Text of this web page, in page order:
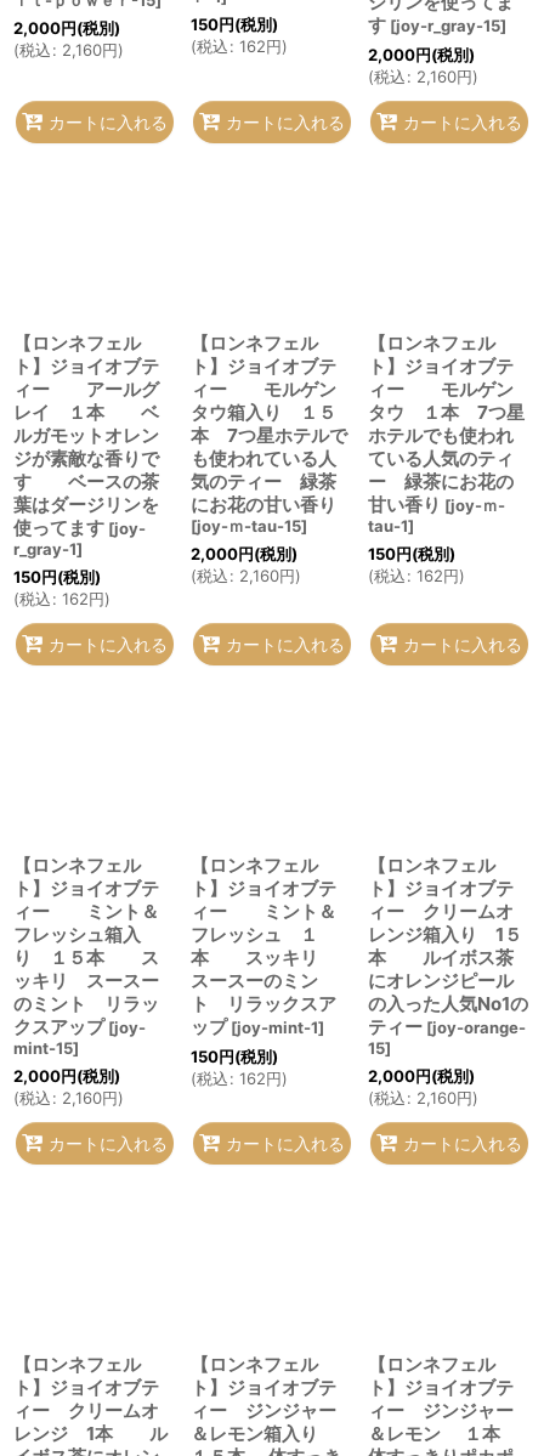
2,000円(税別)
(税込: 2,160円)
カートに入れる
150円(税別)
(税込: 162円)
カートに入れる
す [joy-r_gray-15]
2,000円(税別)
(税込: 2,160円)
カートに入れる
【ロンネフェル
ト】ジョイオブテ
ィー アールグ
レイ １本 ベ
ルガモットオレン
ジが素敵な香りで
す ベースの茶
葉はダージリンを
使ってます [joy-
r_gray-1]
150円(税別)
(税込: 162円)
カートに入れる
【ロンネフェル
ト】ジョイオブテ
ィー モルゲン
タウ箱入り １５
本 7つ星ホテルで
も使われている人
気のティー 緑茶
にお花の甘い香り
[joy-ｍ-tau-15]
2,000円(税別)
(税込: 2,160円)
カートに入れる
【ロンネフェル
ト】ジョイオブテ
ィー モルゲン
タウ １本 7つ星
ホテルでも使われ
ている人気のティ
ー 緑茶にお花の
甘い香り [joy-ｍ-
tau-1]
150円(税別)
(税込: 162円)
カートに入れる
【ロンネフェル
ト】ジョイオブテ
ィー ミント＆
フレッシュ箱入
り １５本 ス
ッキリ スースー
のミント リラッ
クスアップ [joy-
mint-15]
2,000円(税別)
(税込: 2,160円)
カートに入れる
【ロンネフェル
ト】ジョイオブテ
ィー ミント＆
フレッシュ １
本 スッキリ
スースーのミン
ト リラックスア
ップ [joy-mint-1]
150円(税別)
(税込: 162円)
カートに入れる
【ロンネフェル
ト】ジョイオブテ
ィー クリームオ
レンジ箱入り 1５
本 ルイボス茶
にオレンジピール
の入った人気No1の
ティー [joy-orange-
15]
2,000円(税別)
(税込: 2,160円)
カートに入れる
【ロンネフェル
ト】ジョイオブテ
ィー クリームオ
レンジ 1本 ル
【ロンネフェル
ト】ジョイオブテ
ィー ジンジャー
＆レモン箱入り
【ロンネフェル
ト】ジョイオブテ
ィー ジンジャー
＆レモン １本